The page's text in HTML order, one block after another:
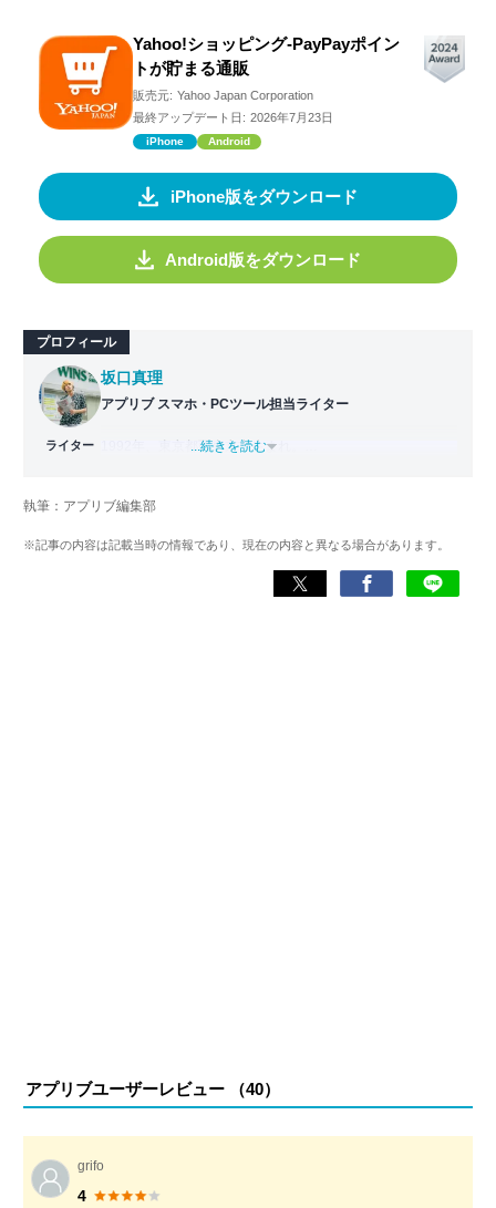
Yahoo!ショッピング-PayPayポイン
トが貯まる通販
販売元: Yahoo Japan Corporation
最終アップデート日: 2026年7月23日
iPhone Android
iPhone版をダウンロード
Android版をダウンロード
プロフィール
ライター
坂口真理
アプリブ スマホ・PCツール担当ライター
1992年、東京都西東京市生まれ。
の酷い少年時代を送る。
い、この時期から数多くのソフト・アプリを利用。iPhone
に出会ってからはPCなどのデバイスに興味をもち、
Windows・Macを使いこなすようになる。
...続きを読む
執筆：アプリブ編集部
※記事の内容は記載当時の情報であり、現在の内容と異なる場合があります。
アプリブユーザーレビュー （40）
grifo
4